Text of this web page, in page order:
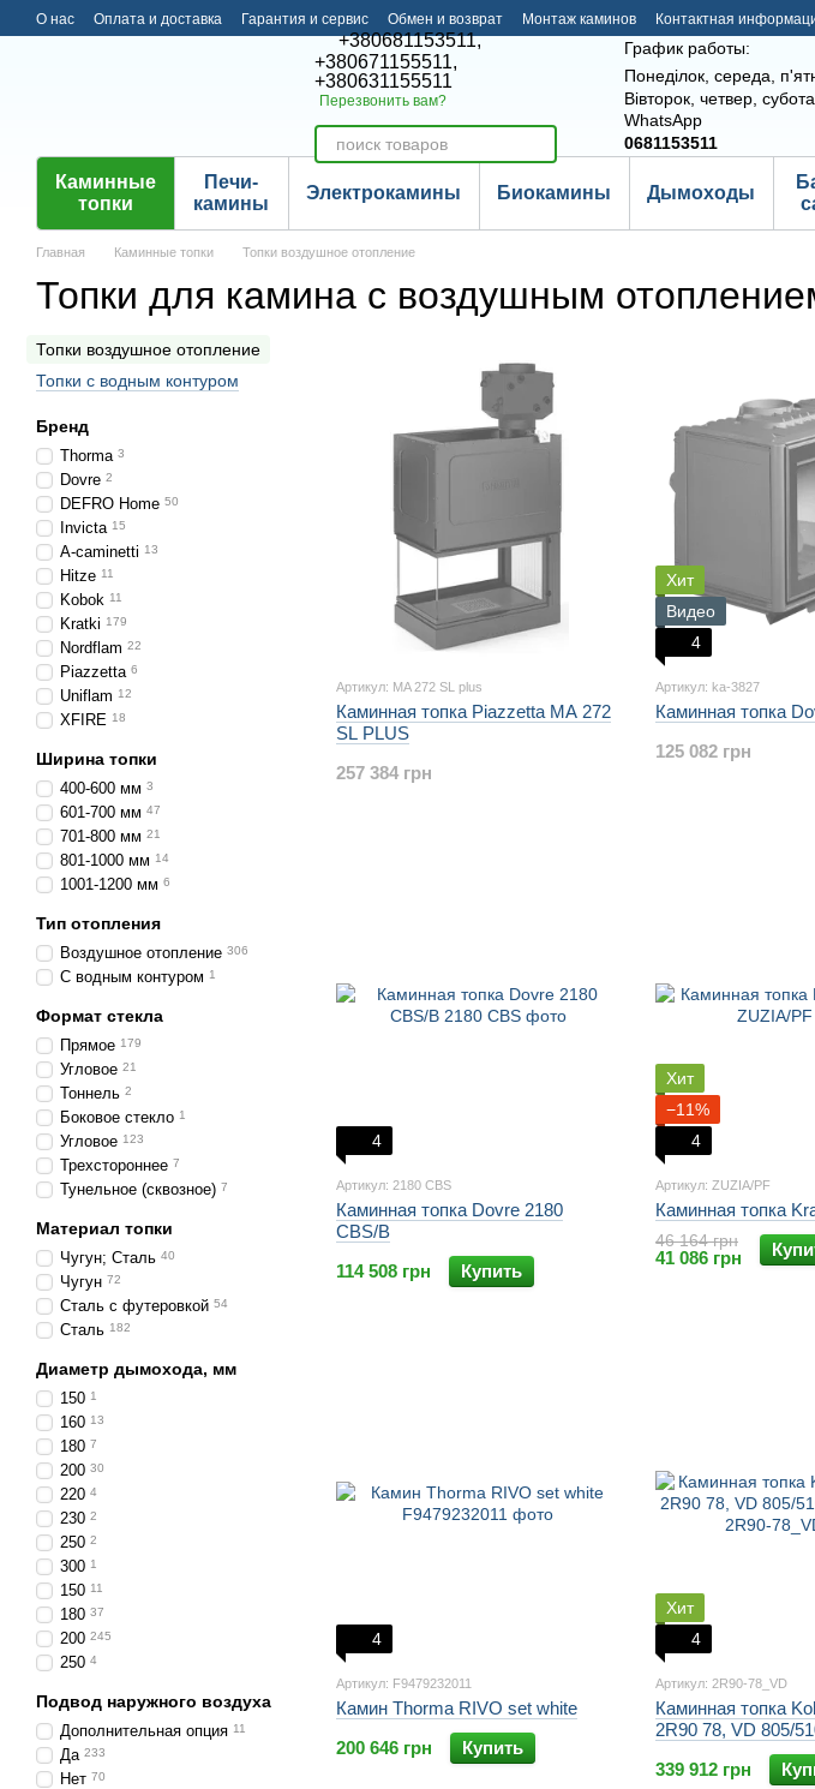
Перейти к основному контенту
О нас Оплата и доставка Гарантия и сервис Обмен и возврат Монтаж каминов Контактная
+380681153511,
+380671155511,
+380631155511
Перезвонить вам?
График работы:
Понеділок, середа,
Вівторок, четвер,
WhatsApp
0681153511
Каминные
топки
Печи-
камины
Электрокамины Биокамины Дымоходы
Главная Каминные топки Топки воздушное отопление
Топки для камина с воздушным
Артикул: MA 272 SL plus
Каминная топка Piazzetta MA 272
SL PLUS
257 384 грн
Хит
Видео
4
Артикул: ka-3827
Каминная топка
125 082 грн
4
Артикул: 2180 CBS
Каминная топка Dovre 2180
CBS/B
114 508 грн
Купить
Хит
−11%
4
Артикул: ZUZIA/PF
Каминная топка
46 164 грн
41 086 грн
4
Артикул: F9479232011
Камин Thorma RIVO set white
200 646 грн
Купить
Хит
4
Артикул: 2R90-78_VD
Каминная топка
2R90 78, VD 805/
339 912 грн
Топки воздушное отопление
Топки с водным контуром
Бренд
Thorma 3
Dovre 2
DEFRO Home 50
Invicta 15
A-caminetti 13
Hitze 11
Kobok 11
Kratki 179
Nordflam 22
Piazzetta 6
Uniflam 12
XFIRE 18
Ширина топки
400-600 мм 3
601-700 мм 47
701-800 мм 21
801-1000 мм 14
1001-1200 мм 6
Тип отопления
Воздушное отопление 306
С водным контуром 1
Формат стекла
Прямое 179
Угловое 21
Тоннель 2
Боковое стекло 1
Угловое 123
Трехстороннее 7
Тунельное (сквозное) 7
Материал топки
Чугун; Сталь 40
Чугун 72
Сталь с футеровкой 54
Сталь 182
Диаметр дымохода, мм
150 1
160 13
180 7
200 30
220 4
230 2
250 2
300 1
150 11
180 37
200 245
250 4
Подвод наружного воздуха
Дополнительная опция 11
Да 233
Нет 70